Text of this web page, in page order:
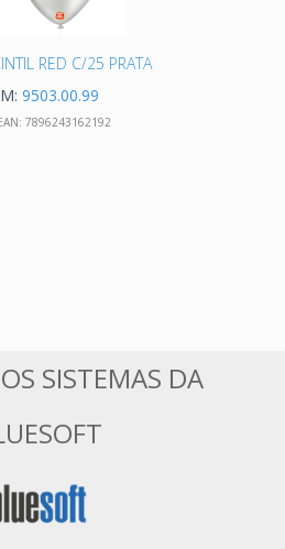
RED C/25 PRATA
9503.00.99
7896243162192
SISTEMAS DA